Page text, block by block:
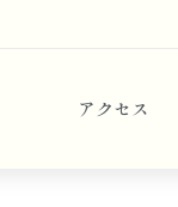
アクセス